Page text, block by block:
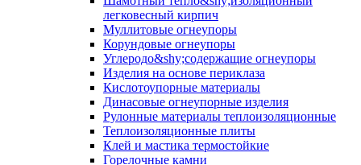
легковесный кирпич
Муллитовые огнеупоры
Корундовые огнеупоры
Углеродо&shy;содержащие огнеупоры
Изделия на основе периклаза
Кислотоупорные материалы
Динасовые огнеупорные изделия
Рулонные материалы теплоизоляционные
Тепло­изоляционные плиты
Клей и мастика термостойкие
Горелочные камни